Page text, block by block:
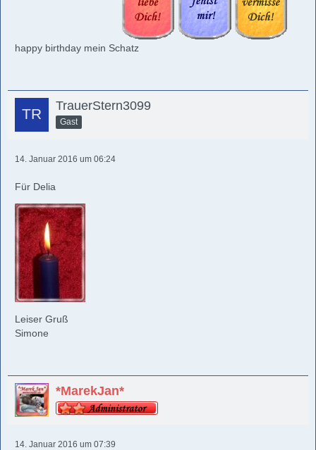
happy birthday mein Schatz
TrauerStern3099
Gast
14. Januar 2016 um 06:24
Für Delia
Leiser Gruß
Simone
*MarekJan*
14. Januar 2016 um 07:39